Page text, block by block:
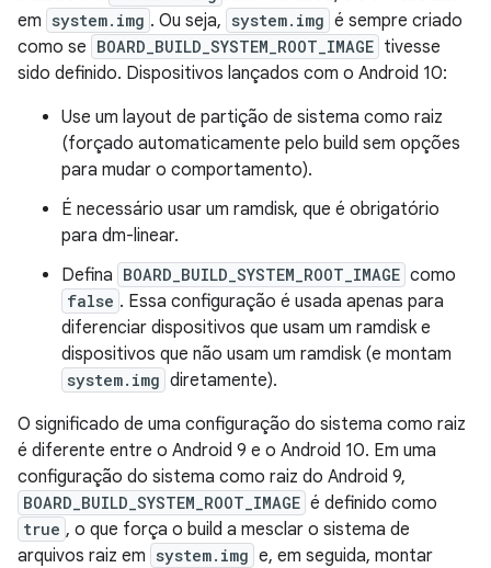
em system.img . Ou seja, system.img é sempre criado
como se BOARD_BUILD_SYSTEM_ROOT_IMAGE tivesse
sido definido. Dispositivos lançados com o Android 10:
Use um layout de partição de sistema como raiz
(forçado automaticamente pelo build sem opções
para mudar o comportamento).
É necessário usar um ramdisk, que é obrigatório
para dm-linear.
Defina BOARD_BUILD_SYSTEM_ROOT_IMAGE como
false . Essa configuração é usada apenas para
diferenciar dispositivos que usam um ramdisk e
dispositivos que não usam um ramdisk (e montam
system.img diretamente).
O significado de uma configuração do sistema como raiz
é diferente entre o Android 9 e o Android 10. Em uma
configuração do sistema como raiz do Android 9,
BOARD_BUILD_SYSTEM_ROOT_IMAGE é definido como
true , o que força o build a mesclar o sistema de
arquivos raiz em system.img e, em seguida, montar